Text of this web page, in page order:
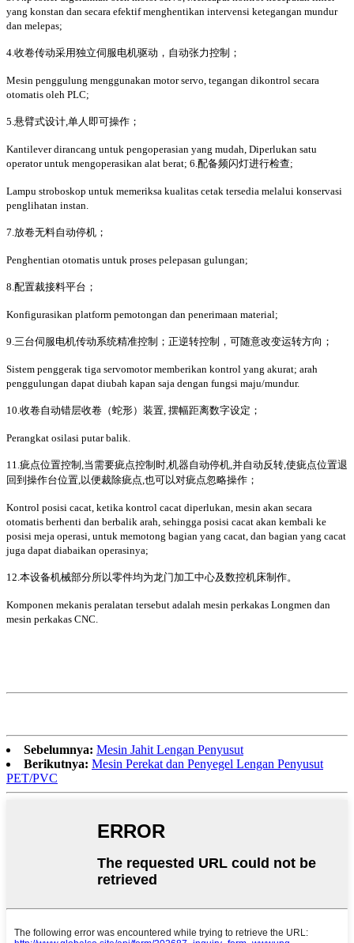
yang konstan dan secara efektif menghentikan intervensi ketegangan mundur
dan melepas;
4.收卷传动采用独立伺服电机驱动，自动张力控制；
Mesin penggulung menggunakan motor servo, tegangan dikontrol secara
otomatis oleh PLC;
5.悬臂式设计,单人即可操作；
Kantilever dirancang untuk pengoperasian yang mudah, Diperlukan satu
operator untuk mengoperasikan alat berat; 6.配备频闪灯进行检查;
Lampu stroboskop untuk memeriksa kualitas cetak tersedia melalui konservasi
penglihatan instan.
7.放卷无料自动停机；
Penghentian otomatis untuk proses pelepasan gulungan;
8.配置裁接料平台；
Konfigurasikan platform pemotongan dan penerimaan material;
9.三台伺服电机传动系统精准控制；正逆转控制，可随意改变运转方向；
Sistem penggerak tiga servomotor memberikan kontrol yang akurat; arah
penggulungan dapat diubah kapan saja dengan fungsi maju/mundur.
10.收卷自动错层收卷（蛇形）装置, 摆幅距离数字设定；
Perangkat osilasi putar balik.
11.疵点位置控制,当需要疵点控制时,机器自动停机,并自动反转,使疵点位置退
回到操作台位置,以便裁除疵点,也可以对疵点忽略操作；
Kontrol posisi cacat, ketika kontrol cacat diperlukan, mesin akan secara
otomatis berhenti dan berbalik arah, sehingga posisi cacat akan kembali ke
posisi meja operasi, untuk memotong bagian yang cacat, dan bagian yang cacat
juga dapat diabaikan operasinya;
12.本设备机械部分所以零件均为龙门加工中心及数控机床制作。
Komponen mekanis peralatan tersebut adalah mesin perkakas Longmen dan
mesin perkakas CNC.
Sebelumnya: Mesin Jahit Lengan Penyusut
Berikutnya: Mesin Perekat dan Penyegel Lengan Penyusut
PET/PVC